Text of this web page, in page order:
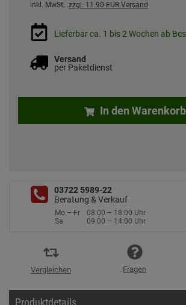
inkl. MwSt. zzgl. 11.90 EUR Versand
Lieferbar ca. 1 bis 2 Wochen ab
Versand
per Paketdienst
In den Warenkorb
03722 5989-22
Beratung & Verkauf
Mo – Fr
08:00 – 18:00 Uhr
Sa
09:00 – 14:00 Uhr
Vergleichen Fragen
Produktdetails